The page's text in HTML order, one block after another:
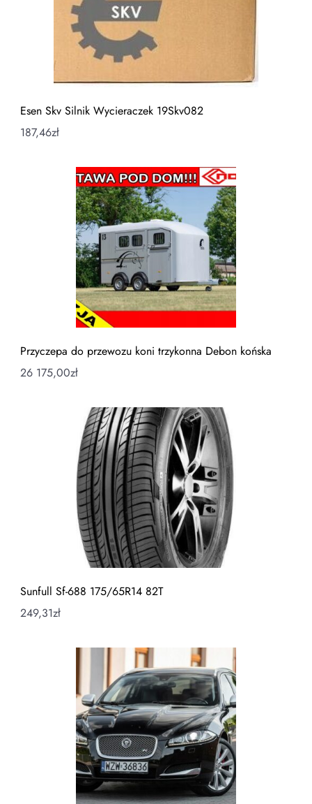
Esen Skv Silnik Wycieraczek 19Skv082
187,46zł
Przyczepa do przewozu koni trzykonna Debon końska
26 175,00zł
Sunfull Sf-688 175/65R14 82T
249,31zł